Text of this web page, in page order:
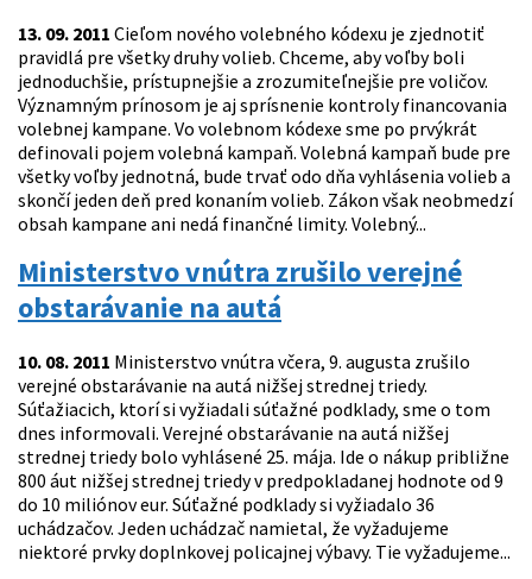
13. 09. 2011 Cieľom nového volebného kódexu je zjednotiť
pravidlá pre všetky druhy volieb. Chceme, aby voľby boli
jednoduchšie, prístupnejšie a zrozumiteľnejšie pre voličov.
Významným prínosom je aj sprísnenie kontroly financovania
volebnej kampane. Vo volebnom kódexe sme po prvýkrát
definovali pojem volebná kampaň. Volebná kampaň bude pre
všetky voľby jednotná, bude trvať odo dňa vyhlásenia volieb a
skončí jeden deň pred konaním volieb. Zákon však neobmedzí
obsah kampane ani nedá finančné limity. Volebný...
Ministerstvo vnútra zrušilo verejné
obstarávanie na autá
10. 08. 2011 Ministerstvo vnútra včera, 9. augusta zrušilo
verejné obstarávanie na autá nižšej strednej triedy.
Súťažiacich, ktorí si vyžiadali súťažné podklady, sme o tom
dnes informovali. Verejné obstarávanie na autá nižšej
strednej triedy bolo vyhlásené 25. mája. Ide o nákup približne
800 áut nižšej strednej triedy v predpokladanej hodnote od 9
do 10 miliónov eur. Súťažné podklady si vyžiadalo 36
uchádzačov. Jeden uchádzač namietal, že vyžadujeme
niektoré prvky doplnkovej policajnej výbavy. Tie vyžadujeme...